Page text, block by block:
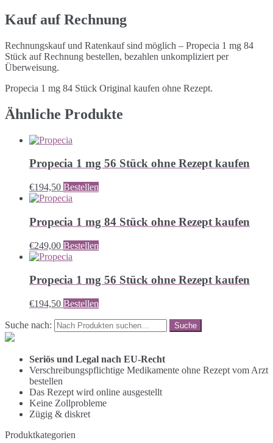
Kauf auf Rechnung
Rechnungskauf und Ratenkauf sind möglich – Propecia 1 mg 84
Stück auf Rechnung bestellen, bezahlen unkompliziert per
Überweisung.
Propecia 1 mg 84 Stück Original kaufen ohne Rezept.
Ähnliche Produkte
Propecia 1 mg 56 Stück ohne Rezept kaufen
€194,50 Bestellen
Propecia 1 mg 84 Stück ohne Rezept kaufen
€249,00 Bestellen
Propecia 1 mg 56 Stück ohne Rezept kaufen
€194,50 Bestellen
Suche nach:
Seriös und Legal nach EU-Recht
Verschreibungspflichtige Medikamente ohne Rezept vom Arzt
bestellen
Das Rezept wird online ausgestellt
Keine Zollprobleme
Zügig & diskret
Produktkategorien